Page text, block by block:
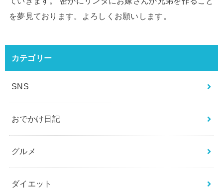
を夢見ております。よろしくお願いします。
カテゴリー
SNS
おでかけ日記
グルメ
ダイエット